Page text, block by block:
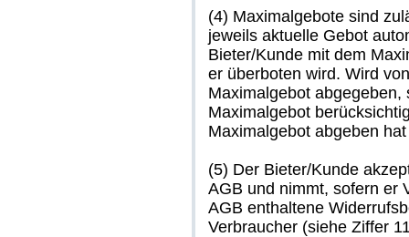
(4) Maximalgebote sind
jeweils aktuelle Gebot
Bieter/Kunde mit dem
er überboten wird. Wird
Maximalgebot
Maximalgebot
Maximalgebot abgeben
(5) Der Bieter/Kunde
AGB und nimmt, sofern er
AGB enthaltene
Verbraucher (siehe Ziffer